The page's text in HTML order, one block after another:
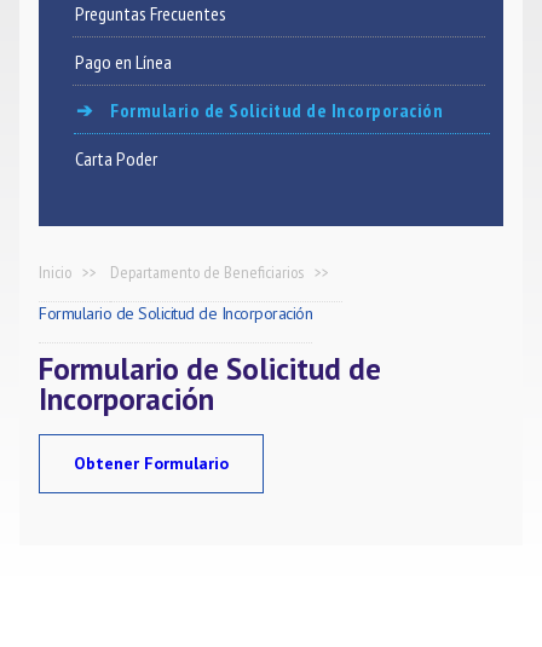
Preguntas Frecuentes
Pago en Línea
Formulario de Solicitud de Incorporación
Carta Poder
Inicio
Departamento de Beneficiarios
Formulario de Solicitud de Incorporación
Formulario de Solicitud de
Incorporación
Obtener Formulario